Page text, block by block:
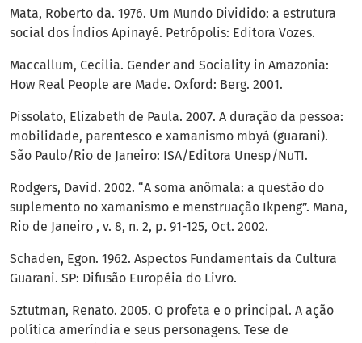
Mata, Roberto da. 1976. Um Mundo Dividido: a estrutura
social dos Índios Apinayé. Petrópolis: Editora Vozes.
Maccallum, Cecilia. Gender and Sociality in Amazonia:
How Real People are Made. Oxford: Berg. 2001.
Pissolato, Elizabeth de Paula. 2007. A duração da pessoa:
mobilidade, parentesco e xamanismo mbyá (guarani).
São Paulo/Rio de Janeiro: ISA/Editora Unesp/NuTI.
Rodgers, David. 2002. “A soma anômala: a questão do
suplemento no xamanismo e menstruação Ikpeng”. Mana,
Rio de Janeiro , v. 8, n. 2, p. 91-125, Oct. 2002.
Schaden, Egon. 1962. Aspectos Fundamentais da Cultura
Guarani. SP: Difusão Européia do Livro.
Sztutman, Renato. 2005. O profeta e o principal. A ação
política ameríndia e seus personagens. Tese de